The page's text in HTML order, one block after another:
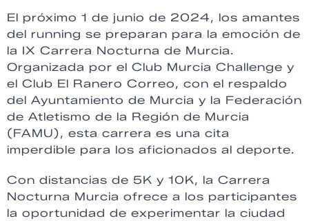
El próximo 1 de junio de 2024, los amantes
del running se preparan para la emoción de
la IX Carrera Nocturna de Murcia.
Organizada por el Club Murcia Challenge y
el Club El Ranero Correo, con el respaldo
del Ayuntamiento de Murcia y la Federación
de Atletismo de la Región de Murcia
(FAMU), esta carrera es una cita
imperdible para los aficionados al deporte.
Con distancias de 5K y 10K, la Carrera
Nocturna Murcia ofrece a los participantes
la oportunidad de experimentar la ciudad